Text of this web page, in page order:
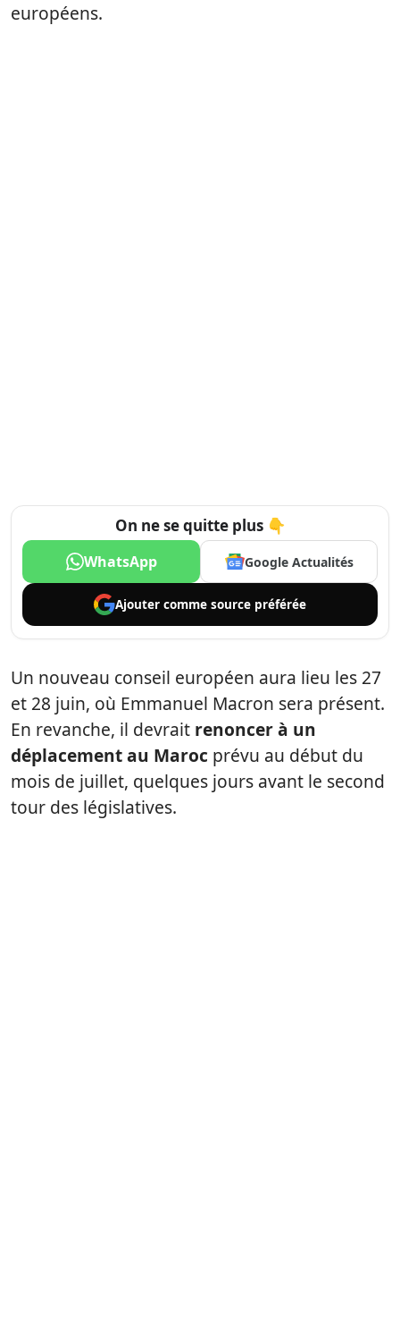
européens.
On ne se quitte plus 👇
WhatsApp Google Actualités
Ajouter comme source préférée
Un nouveau conseil européen aura lieu les 27
et 28 juin, où Emmanuel Macron sera présent.
En revanche, il devrait renoncer à un
déplacement au Maroc prévu au début du
mois de juillet, quelques jours avant le second
tour des législatives.